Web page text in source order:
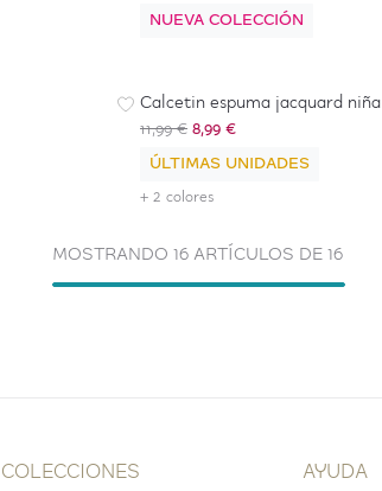
NUEVA COLECCIÓN
Calcetin espuma jacquard niña
11,99 €8,99 €
ÚLTIMAS UNIDADES
+ 2 colores
MOSTRANDO 16 ARTÍCULOS DE 16
COLECCIONES
AYUDA